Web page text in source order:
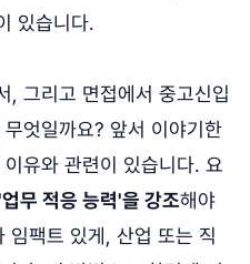
있습니다.
, 그리고 면접에서 중고신입
엇일까요? 앞서 이야기한
유와 관련이 있습니다. 요
무 적응 능력'을 강조해야
임팩트 있게, 산업 또는 직